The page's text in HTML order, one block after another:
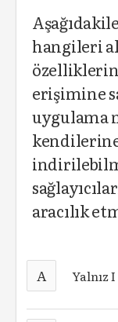
hangileri
erişimine
uygulama
aracılık
A Yalnız I